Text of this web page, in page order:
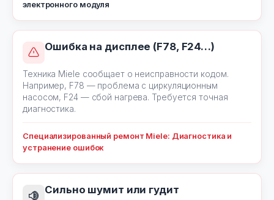
электронного модуля
Ошибка на дисплее (F78, F24…)
Техника Miele сообщает о неисправности кодом.
Например, F78 — проблема с циркуляционным
насосом, F24 — сбой нагрева. Требуется точная
диагностика.
Специализированный ремонт Miele: Диагностика и
устранение ошибок
Сильно шумит или гудит